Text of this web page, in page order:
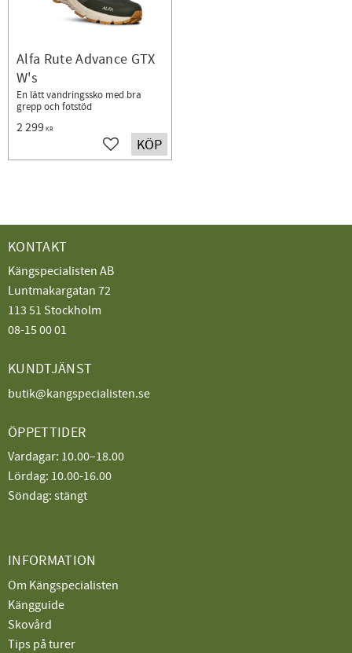
Alfa Rute Advance GTX
W's
En lätt vandringssko med bra
grepp och fotstöd
2 299KR
Lägg till i favoriter
KÖP
KONTAKT
Kängspecialisten AB
Luntmakargatan 72
113 51 Stockholm
08-15 00 01
KUNDTJÄNST
butik@kangspecialisten.se
ÖPPETTIDER
Vardagar: 10.00–18.00
Lördag: 10.00-16.00
Söndag: stängt
INFORMATION
Om Kängspecialisten
Kängguide
Skovård
Tips på turer